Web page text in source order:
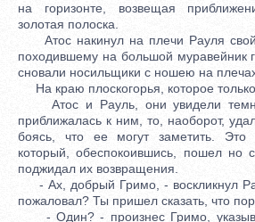
на горизонте, возвещая
золотая полоска.
Атос накинул на плечи Рауля
походившему на большой муравейник
сновали носильщики с ношею на
На краю плоскогорья, которое
Атос и Рауль, они увидели
приближалась к ним, то, наоборот,
боясь, что ее могут заметить.
который, обеспокоившись, пошел но
поджидал их возвращения.
- Ах, добрый Гримо, - воскликнул
пожаловал? Ты пришел сказать, что
- Один? - произнес Гримо,